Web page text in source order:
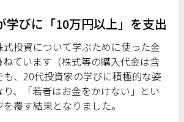
学びに「10万円以上」を支出
式投資について学ぶために使った金
ています（株式等の購入代金は含
も、20代投資家の学びに積極的な姿
、「若者はお金をかけない」とい
覆す結果となりました。